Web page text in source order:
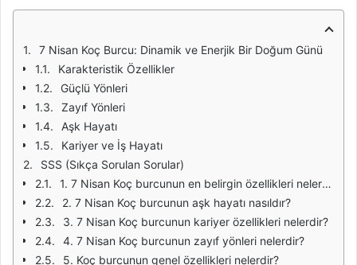
7 Nisan Koç Burcu: Dinamik ve Enerjik Bir Doğum Günü
Karakteristik Özellikler
Güçlü Yönleri
Zayıf Yönleri
Aşk Hayatı
Kariyer ve İş Hayatı
SSS (Sıkça Sorulan Sorular)
1. 7 Nisan Koç burcunun en belirgin özellikleri nelerdir?
2. 7 Nisan Koç burcunun aşk hayatı nasıldır?
3. 7 Nisan Koç burcunun kariyer özellikleri nelerdir?
4. 7 Nisan Koç burcunun zayıf yönleri nelerdir?
5. Koç burcunun genel özellikleri nelerdir?